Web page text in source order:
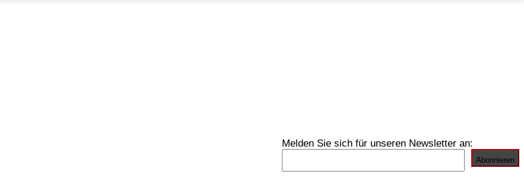
Melden Sie sich für unseren Newsletter an: